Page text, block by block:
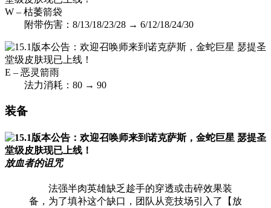
W – 枯萎箭袋
附带伤害：8/13/18/23/28 → 6/12/18/24/30
E – 恶灵箭雨
法力消耗：80 → 90
装备
放血者的诅咒
法强半肉英雄缺乏趁手的穿透或击碎效果装
备，为了填补这个缺口，团队从竞技场引入了【放